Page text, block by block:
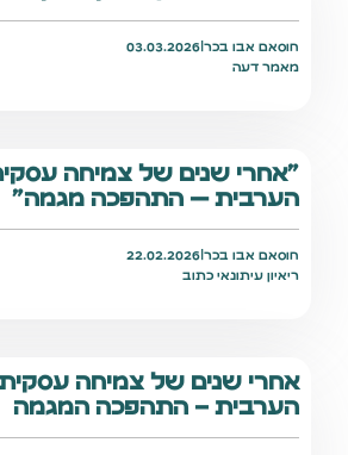
חוסאם אבו בכר |
03.03.2026
מאמר דעה
"אחרי שנים של צמיחה
הערבית — התהפכה מגמה"
חוסאם אבו בכר |
22.02.2026
ריאיון עיתונאי כתוב
אחרי שנים של צמיחה
הערבית – התהפכה המגמה